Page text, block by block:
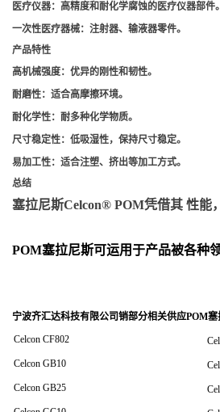
医疗仪器：高精度和耐化学腐蚀的医疗仪器部件。
一次性医疗器械：注射器、输液器零件。
产品特性
高机械强度：优异的刚性和韧性。
耐磨性：适合高摩擦环境。
耐化学性：耐多种化学物质。
尺寸稳定性：低吸湿性，保持尺寸稳定。
易加工性：适合注塑、挤出等加工方式。
总结
塞拉尼斯Celcon® POM凭借其 性能
POM塞拉尼斯可运用于产品被各种
宁波齐汇达科技有限公司销部分相关供应POM
Celcon CF802
Celcon GB10
Celcon GB25